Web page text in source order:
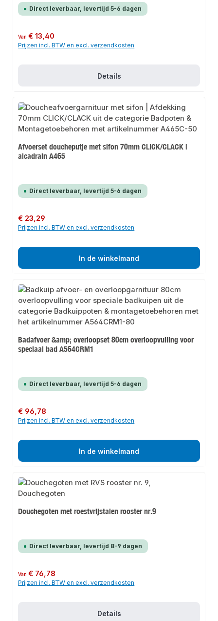
Direct leverbaar, levertijd 5-6 dagen
Normale prijs:
Van€ 13,40
Prijzen incl. BTW en excl. verzendkosten
Details
Afvoerset doucheputje met sifon 70mm CLICK/CLACK |
alcadrain A465
Direct leverbaar, levertijd 5-6 dagen
Normale prijs:
€ 23,29
Prijzen incl. BTW en excl. verzendkosten
In de winkelmand
Badafvoer &amp; overloopset 80cm overloopvulling voor
speciaal bad A564CRM1
Direct leverbaar, levertijd 5-6 dagen
Normale prijs:
€ 96,78
Prijzen incl. BTW en excl. verzendkosten
In de winkelmand
Douchegoten met roestvrijstalen rooster nr.9
Direct leverbaar, levertijd 8-9 dagen
Normale prijs:
Van€ 76,78
Prijzen incl. BTW en excl. verzendkosten
Details